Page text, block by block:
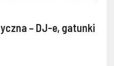
– DJ-e, gatunki